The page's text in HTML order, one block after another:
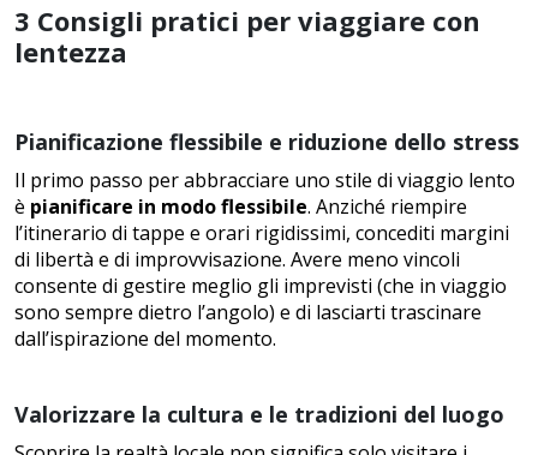
3 Consigli pratici per viaggiare con
lentezza
Pianificazione flessibile e riduzione dello stress
Il primo passo per abbracciare uno stile di viaggio lento
è pianificare in modo flessibile. Anziché riempire
l’itinerario di tappe e orari rigidissimi, concediti margini
di libertà e di improvvisazione. Avere meno vincoli
consente di gestire meglio gli imprevisti (che in viaggio
sono sempre dietro l’angolo) e di lasciarti trascinare
dall’ispirazione del momento.
Valorizzare la cultura e le tradizioni del luogo